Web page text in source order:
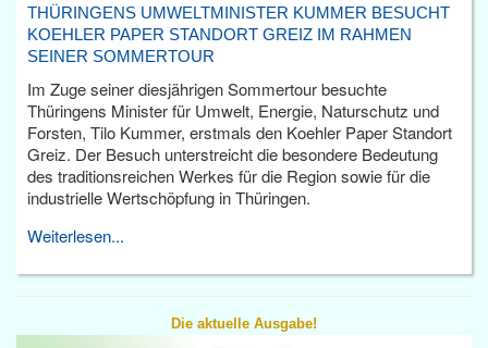
THÜRINGENS UMWELTMINISTER KUMMER BESUCHT
KOEHLER PAPER STANDORT GREIZ IM RAHMEN
SEINER SOMMERTOUR
Im Zuge seiner diesjährigen Sommertour besuchte
Thüringens Minister für Umwelt, Energie, Naturschutz und
Forsten, Tilo Kummer, erstmals den Koehler Paper Standort
Greiz. Der Besuch unterstreicht die besondere Bedeutung
des traditionsreichen Werkes für die Region sowie für die
industrielle Wertschöpfung in Thüringen.
Weiterlesen...
Die aktuelle Ausgabe!